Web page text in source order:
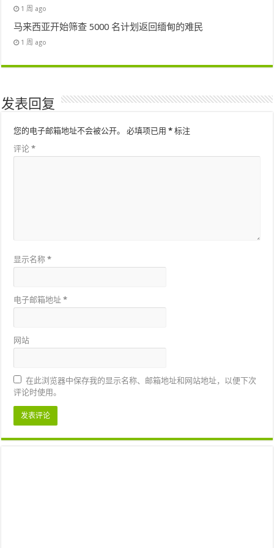
1 周 ago
马来西亚开始筛查 5000 名计划返回缅甸的难民
1 周 ago
发表回复
您的电子邮箱地址不会被公开。 必填项已用* 标注
评论*
显示名称*
电子邮箱地址*
网站
在此浏览器中保存我的显示名称、邮箱地址和网站地址，以便下次
评论时使用。